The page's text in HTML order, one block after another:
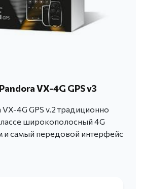
VX-4G GPS v3
4G GPS v.2 традиционно
широкополосный 4G
и самый передовой интерфейс